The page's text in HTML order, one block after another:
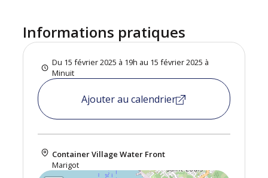
Informations pratiques
Du 15 février 2025 à 19h au 15 février 2025 à
Minuit
Ajouter au calendrier
Container Village Water Front
Marigot